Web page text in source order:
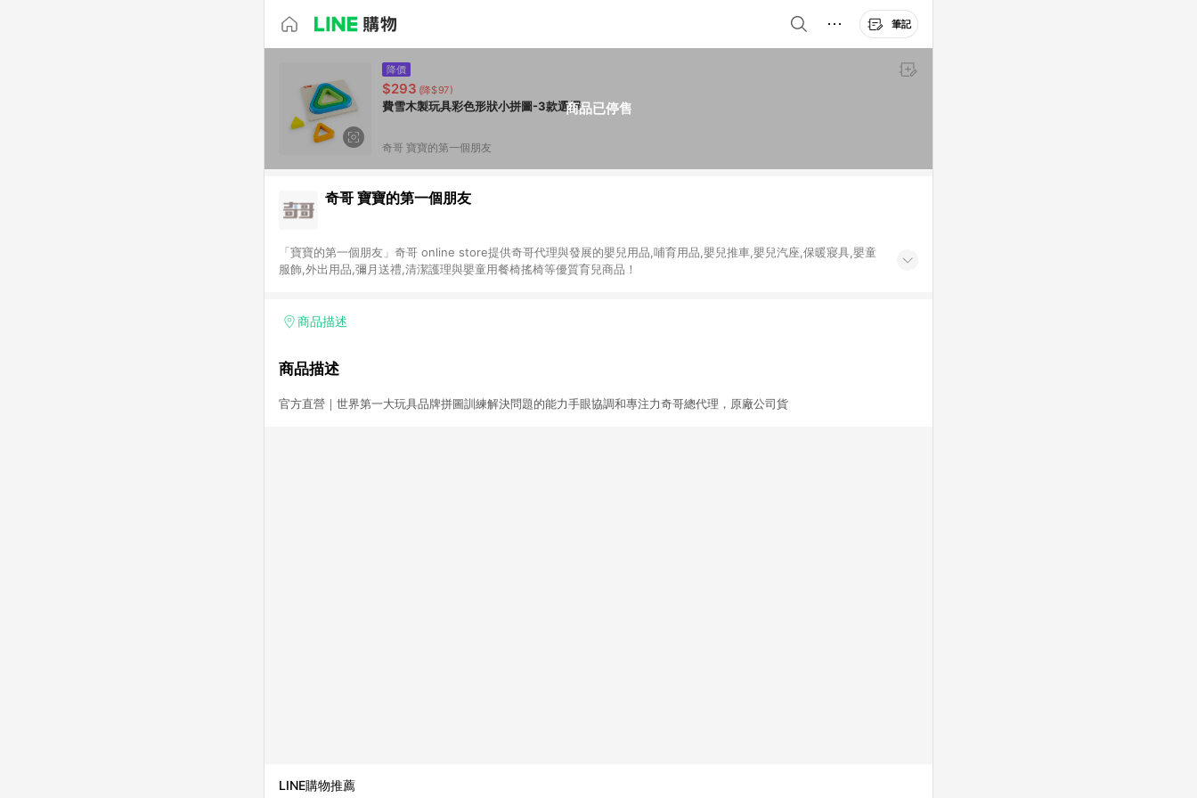
筆記
商品已停售
降價
$293 (降$97)
費雪木製玩具彩色形狀小拼圖-3款選擇
奇哥 寶寶的第一個朋友
奇哥 寶寶的第一個朋友
「寶寶的第一個朋友」奇哥 online store提供奇哥代理與發展的嬰兒用品,哺育用品,嬰兒推車,嬰兒汽座,保暖寢具,嬰童
服飾,外出用品,彌月送禮,清潔護理與嬰童用餐椅搖椅等優質育兒商品！
商品描述
商品描述
官方直營｜世界第一大玩具品牌拼圖訓練解決問題的能力手眼協調和專注力奇哥總代理，原廠公司貨
LINE購物推薦